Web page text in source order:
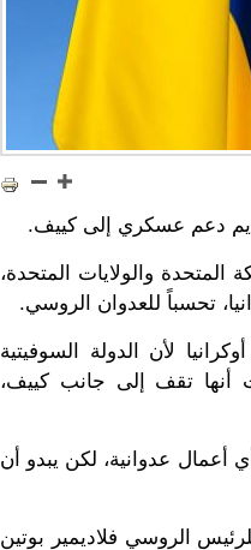
دعم عسكري إلى كييف.
المتحدة والولايات المتحدة،
تحسباً للعدوان الروسي.
لأن الدولة السوفيتية
تقف إلى جانب كييف،
عدوانية، لكن يبدو أن
الروسي فلاديمير بوتين